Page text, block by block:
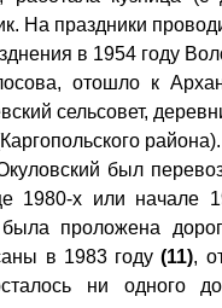
На праздники
в 1954 году
отошло к
сельсовет,
был
1980-х или начале
была проложена
в 1983 году(11),
ни одного